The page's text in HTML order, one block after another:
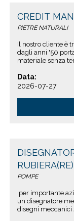
CREDIT
PIETRE NATURALI
Il nostro cliente è
dagli anni '50
materiale senza
Data:
2026-07-27
RUBIERA(RE)
POMPE
per importante
un disegnatore
disegni meccanici